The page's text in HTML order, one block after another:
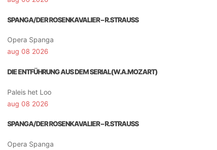
SPANGA/DER ROSENKAVALIER – R.STRAUSS
Opera Spanga
aug 08 2026
DIE ENTFÜHRUNG AUS DEM SERIAL(W.A.MOZART)
Paleis het Loo
aug 08 2026
SPANGA/DER ROSENKAVALIER – R.STRAUSS
Opera Spanga